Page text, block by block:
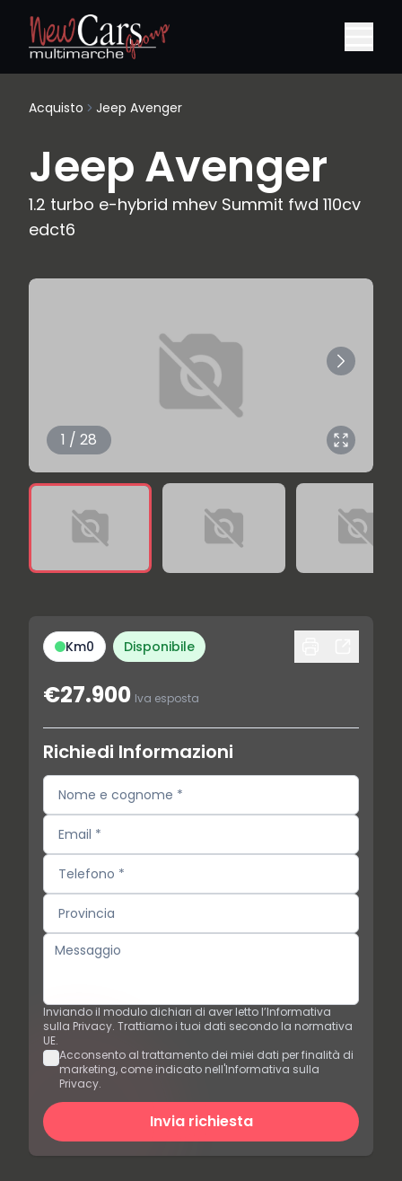
Acquisto Jeep Avenger
Jeep Avenger
1.2 turbo e-hybrid mhev Summit fwd 110cv
edct6
1 / 28
Km0 Disponibile
€27.900 Iva esposta
Richiedi Informazioni
Inviando il modulo dichiari di aver letto l’Informativa
sulla Privacy. Trattiamo i tuoi dati secondo la normativa
UE.
Acconsento al trattamento dei miei dati per finalità di
marketing, come indicato nell'Informativa sulla
Privacy.
Invia richiesta